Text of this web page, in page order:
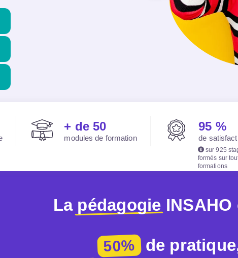
+ de 50
modules de formation
95 %
de
sur 925
formés sur
formations
La pédagogie
50% de